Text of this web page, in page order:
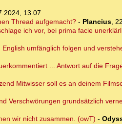
13:07
Thread aufgemacht?- Plancius,
ich vor, bei prima facie
umfänglich folgen und
... Antwort auf die
Mitwisser soll es an deinem
Verschwörungen grundsätzlich
wir nicht zusammen. (owT) -